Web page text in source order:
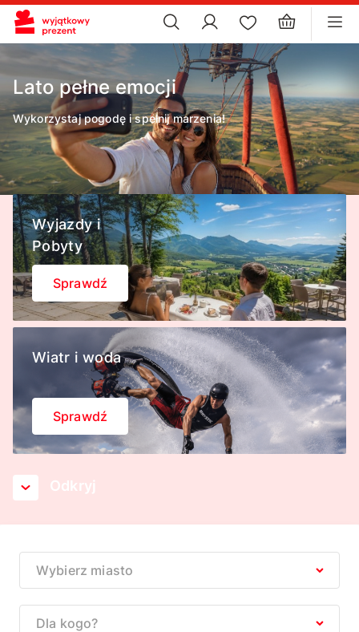
×
Lato pełne emocji
Wykorzystaj pogodę i spełnij marzenia!
Odkryj
Wiatr i woda
Sprawdź
Wyjazdy i
Pobyty
Sprawdź
Wybierz miasto
Dla kogo?
ustawienia plików cookie
×